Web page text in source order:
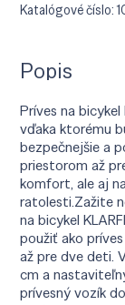
Katalógové číslo:
Popis
Príves na
vďaka ktorému
bezpečnejšie a
priestorom až
komfort, ale aj
ratolesti.Zažite
na bicykel
použiť ako
až pre dve deti.
cm a
prívesný vozík